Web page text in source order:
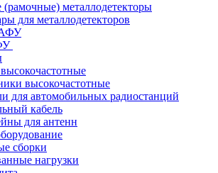
металлодетекторы
для металлодетекторов
высокочастотные
для автомобильных радиостанций
кабель
для антенн
сборки
нагрузки